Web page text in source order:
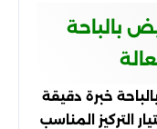
بالباحة
خبرة دقيقة
التركيز المناسب